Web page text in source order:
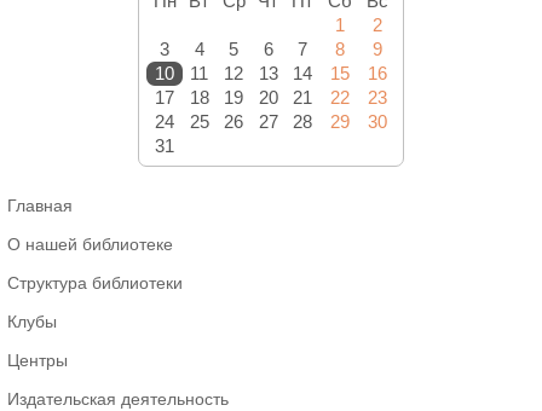
1
2
3
4 5 6 7 8
9
10
11 12 13 14 15
16
17
18 19 20 21 22
23
24
25 26 27 28 29
30
31
Главная
О нашей библиотеке
Структура библиотеки
Клубы
Центры
Издательская деятельность